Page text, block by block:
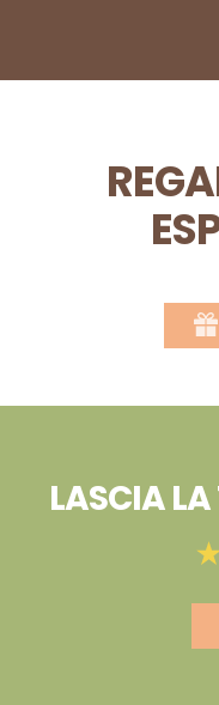
LASCIA LA